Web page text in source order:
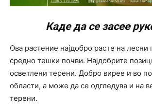
Каде да се засее
Ова растение најдобро расте на лесни
средно тешки почви. Најдобрите
осветлени терени. Добро вирее и во
области, а може да се одгледува и на
терени.